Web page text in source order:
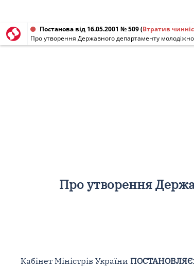
Постанова від 16.05.2001 № 509(Втратив
Про утворення Державного департаменту